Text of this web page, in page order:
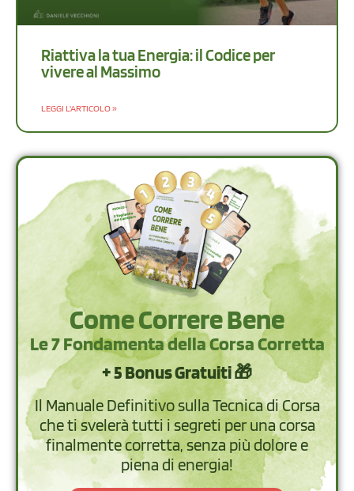
Riattiva la tua Energia: il Codice per
vivere al Massimo
LEGGI L'ARTICOLO »
Come Correre Bene
Le 7 Fondamenta della Corsa Corretta
+ 5 Bonus Gratuiti 🎁
Il Manuale Definitivo sulla Tecnica di Corsa
che ti svelerà tutti i segreti per una corsa
finalmente corretta, senza più dolore e
piena di energia!